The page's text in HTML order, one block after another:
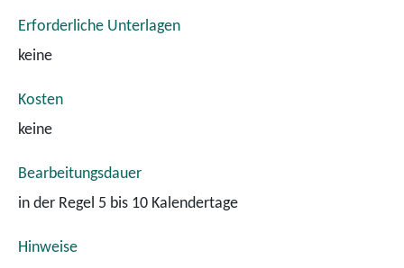
Erforderliche Unterlagen
keine
Kosten
keine
Bearbeitungsdauer
in der Regel 5 bis 10 Kalendertage
Hinweise